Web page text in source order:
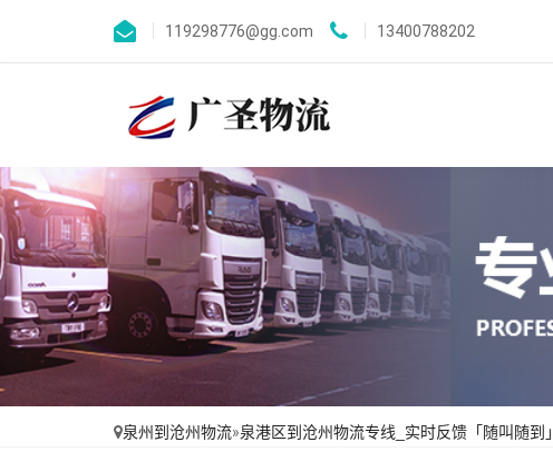
119298776@gg.com 13400788202
泉州到沧州物流»泉港区到沧州物流专线_实时反馈「随叫随到」